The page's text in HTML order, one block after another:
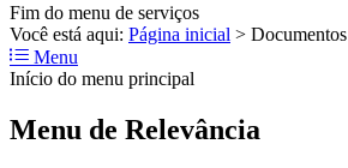
Fim do menu de serviços
Você está aqui: Página inicial > Documentos
Menu
Início do menu principal
Menu de Relevância